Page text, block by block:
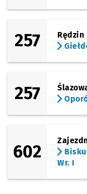
257
Rędzin
257
602
Wr. I